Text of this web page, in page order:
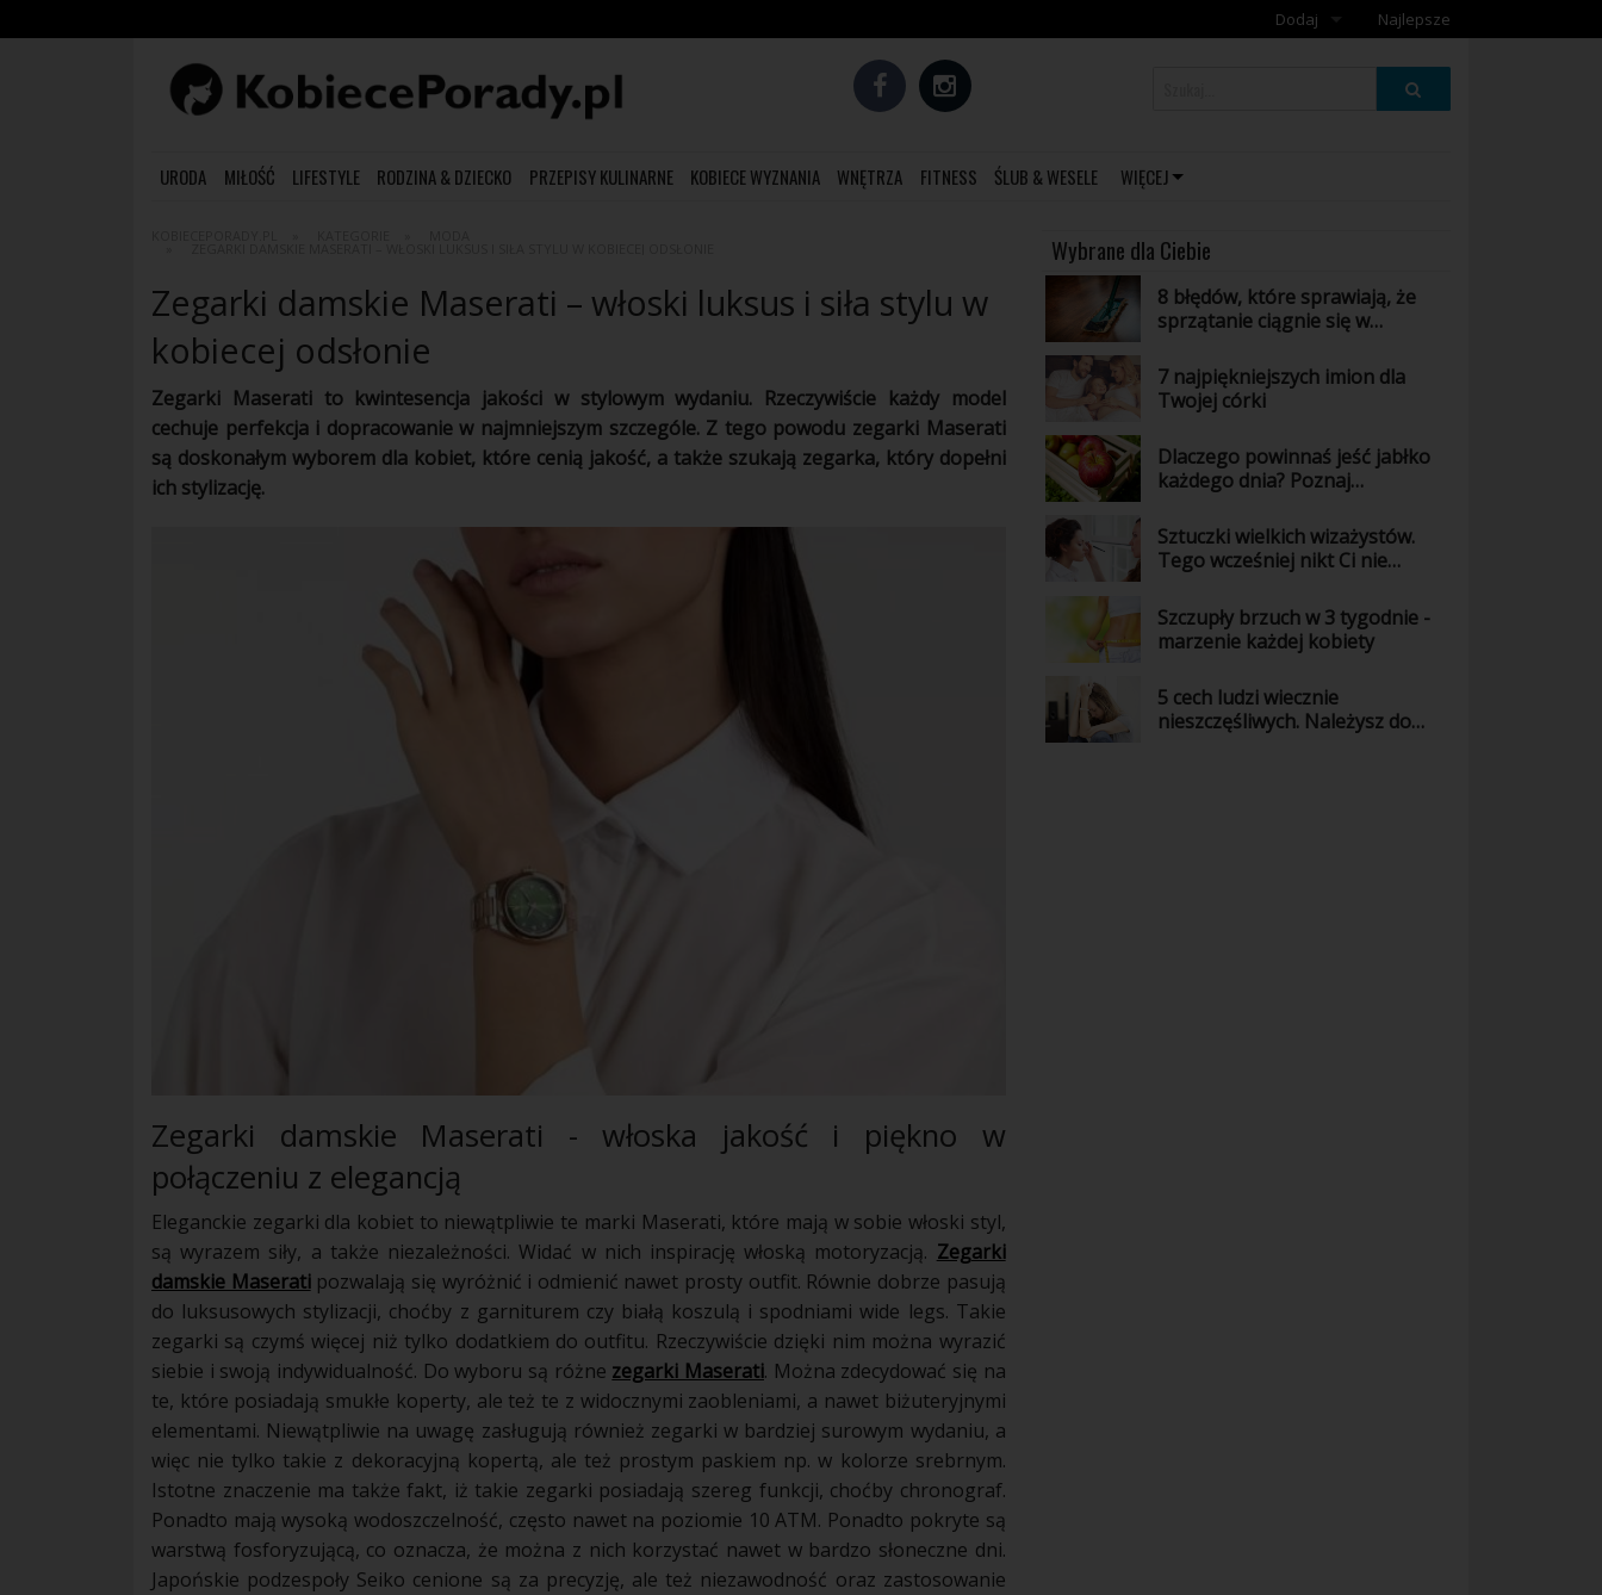
Dodaj
Najlepsze
URODA MIŁOŚĆ LIFESTYLE RODZINA & DZIECKO PRZEPISY KULINARNE KOBIECE WYZNANIA WNĘTRZA FITNESS ŚLUB & WESELE WIĘCEJ
Zegarki damskie Maserati – włoski luksus i siła stylu w
kobiecej odsłonie
Zegarki Maserati to kwintesencja jakości w stylowym wydaniu. Rzeczywiście każdy model
cechuje perfekcja i dopracowanie w najmniejszym szczególe. Z tego powodu zegarki Maserati
są doskonałym wyborem dla kobiet, które cenią jakość, a także szukają zegarka, który dopełni
ich stylizację.
Zegarki damskie Maserati - włoska jakość i piękno w
połączeniu z elegancją
Eleganckie zegarki dla kobiet to niewątpliwie te marki Maserati, które mają w sobie włoski styl,
są wyrazem siły, a także niezależności. Widać w nich inspirację włoską motoryzacją. Zegarki
damskie Maseratipozwalają się wyróżnić i odmienić nawet prosty outfit. Równie dobrze pasują
do luksusowych stylizacji, choćby z garniturem czy białą koszulą i spodniami wide legs. Takie
zegarki są czymś więcej niż tylko dodatkiem do outfitu. Rzeczywiście dzięki nim można wyrazić
siebie i swoją indywidualność. Do wyboru są różne zegarki Maserati. Można zdecydować się na
te, które posiadają smukłe koperty, ale też te z widocznymi zaobleniami, a nawet biżuteryjnymi
elementami. Niewątpliwie na uwagę zasługują również zegarki w bardziej surowym wydaniu, a
więc nie tylko takie z dekoracyjną kopertą, ale też prostym paskiem np. w kolorze srebrnym.
Istotne znaczenie ma także fakt, iż takie zegarki posiadają szereg funkcji, choćby chronograf.
Ponadto mają wysoką wodoszczelność, często nawet na poziomie 10 ATM. Ponadto pokryte są
warstwą fosforyzującą, co oznacza, że można z nich korzystać nawet w bardzo słoneczne dni.
Japońskie podzespoły Seiko cenione są za precyzję, ale też niezawodność oraz zastosowanie
Wybrane dla Ciebie
8 błędów, które sprawiają, że
sprzątanie ciągnie się w
7 najpiękniejszych imion dla
Twojej córki
Dlaczego powinnaś jeść jabłko
każdego dnia? Poznaj
owocu
Sztuczki wielkich wizażystów.
Tego wcześniej nikt Ci nie
Szczupły brzuch w 3 tygodnie -
marzenie każdej kobiety
5 cech ludzi wiecznie
nieszczęśliwych. Należysz do